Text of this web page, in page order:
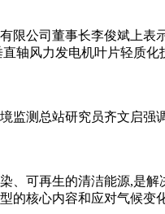
限公司董事长李俊斌上
轴风力发电机叶片轻质
监测总站研究员齐文启强
、可再生的清洁能源,是
的核心内容和应对气候